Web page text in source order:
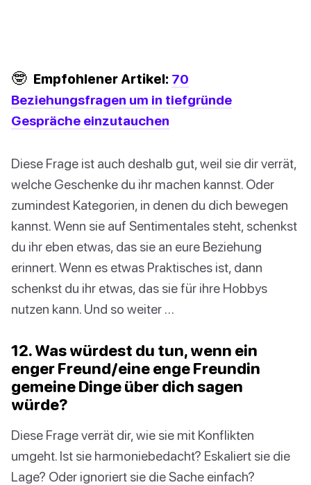
🤓 Empfohlener Artikel: 70
Beziehungsfragen um in tiefgründe
Gespräche einzutauchen
Diese Frage ist auch deshalb gut, weil sie dir verrät,
welche Geschenke du ihr machen kannst. Oder
zumindest Kategorien, in denen du dich bewegen
kannst. Wenn sie auf Sentimentales steht, schenkst
du ihr eben etwas, das sie an eure Beziehung
erinnert. Wenn es etwas Praktisches ist, dann
schenkst du ihr etwas, das sie für ihre Hobbys
nutzen kann. Und so weiter …
12. Was würdest du tun, wenn ein
enger Freund/eine enge Freundin
gemeine Dinge über dich sagen
würde?
Diese Frage verrät dir, wie sie mit Konflikten
umgeht. Ist sie harmoniebedacht? Eskaliert sie die
Lage? Oder ignoriert sie die Sache einfach?